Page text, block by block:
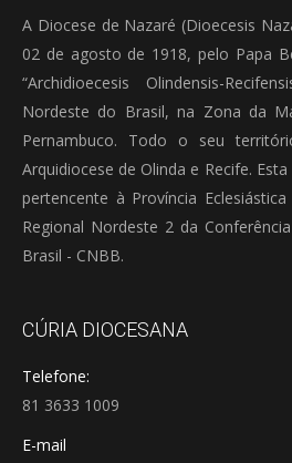
A Diocese de Nazaré (Dioecesis
02 de agosto de 1918, pelo Papa
“Archidioecesis Olindensis-
Nordeste do Brasil, na Zona da
Pernambuco. Todo o seu
Arquidiocese de Olinda e Recife.
pertencente à Província
Regional Nordeste 2 da
Brasil - CNBB.
CÚRIA DIOCESANA
Telefone:
81 3633 1009
E-mail